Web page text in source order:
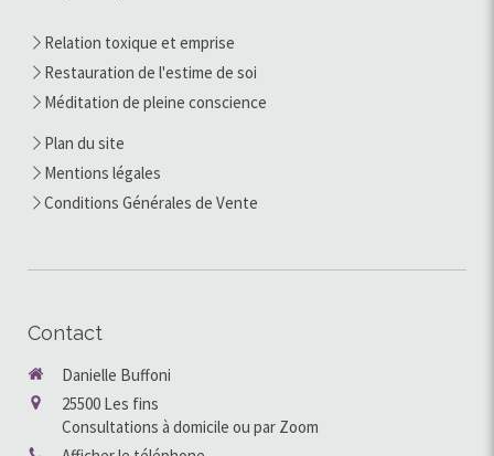
Relation toxique et emprise
Restauration de l'estime de soi
Méditation de pleine conscience
Plan du site
Mentions légales
Conditions Générales de Vente
Contact
Danielle Buffoni
25500 Les fins
Consultations à domicile ou par Zoom